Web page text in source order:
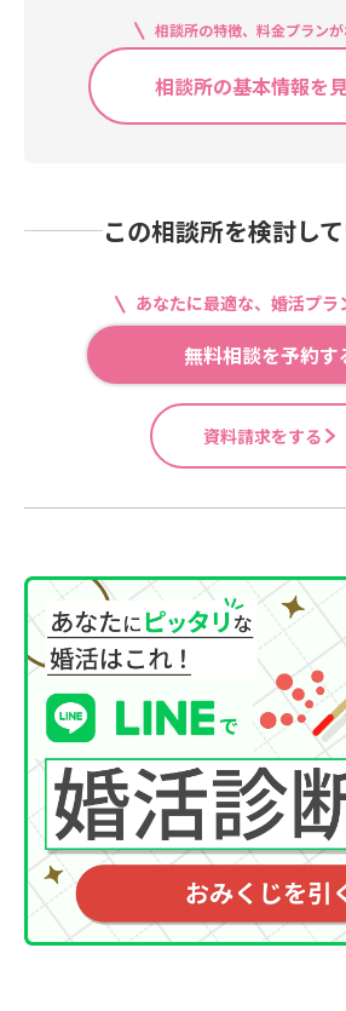
相談所の特徴、料金プラン
相談所の基本情報を
この相談所を検討し
あなたに最適な、婚活プラ
無料相談を予約す
資料請求をする